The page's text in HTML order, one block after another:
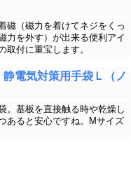
磁（磁力を着けてネジをくっ
力を外す）が出来る便利アイ
取付に重宝します。
電気対策用手袋Ｌ（ノ
。基板を直接触る時や乾燥し
あると安心ですね。Mサイズ